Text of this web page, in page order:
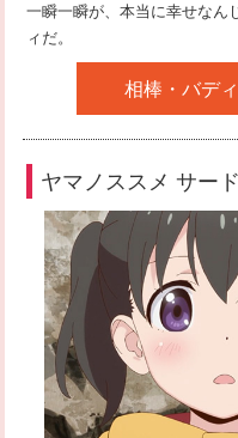
一瞬一瞬が、本当に幸せなん
ィだ。
相棒・バデ
ヤマノススメ サー